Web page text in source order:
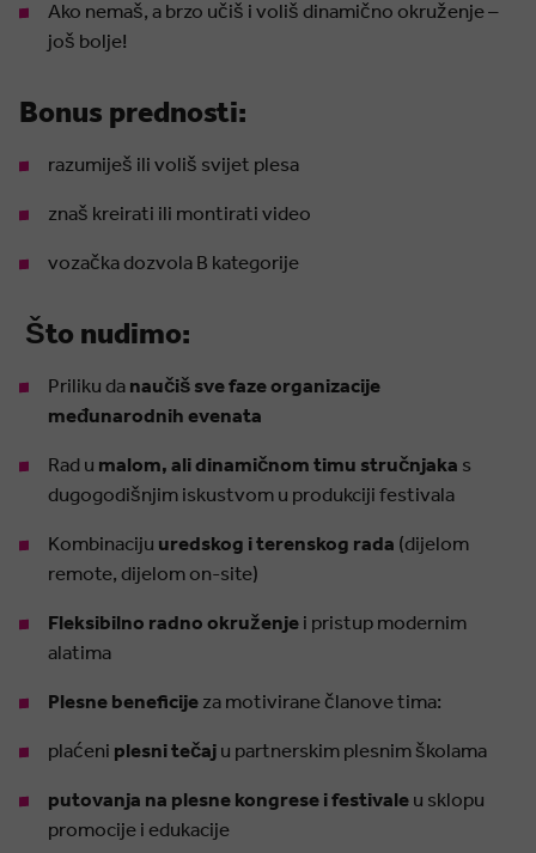
Ako nemaš, a brzo učiš i voliš dinamično okruženje –
još bolje!
Bonus prednosti:
razumiješ ili voliš svijet plesa
znaš kreirati ili montirati video
vozačka dozvola B kategorije
Što nudimo:
Priliku da naučiš sve faze organizacije
međunarodnih evenata
Rad u malom, ali dinamičnom timu stručnjaka s
dugogodišnjim iskustvom u produkciji festivala
Kombinaciju uredskog i terenskog rada (dijelom
remote, dijelom on-site)
Fleksibilno radno okruženje i pristup modernim
alatima
Plesne beneficije za motivirane članove tima:
plaćeni plesni tečaj u partnerskim plesnim školama
putovanja na plesne kongrese i festivale u sklopu
promocije i edukacije